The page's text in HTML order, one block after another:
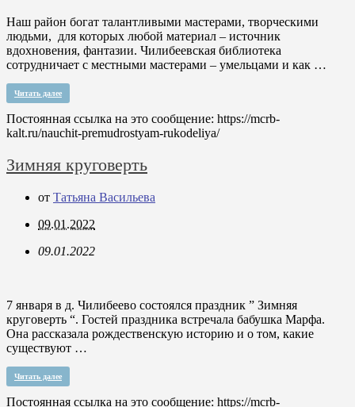
Наш район богат талантливыми мастерами, творческими
людьми, для которых любой материал – источник
вдохновения, фантазии. Чилибеевская библиотека
сотрудничает с местными мастерами – умельцами и как …
Читать далее
Постоянная ссылка на это сообщение: https://mcrb-
kalt.ru/nauchit-premudrostyam-rukodeliya/
Зимняя круговерть
от Татьяна Васильева
09.01.2022
09.01.2022
7 января в д. Чилибеево состоялся праздник ” Зимняя
круговерть “. Гостей праздника встречала бабушка Марфа.
Она рассказала рождественскую историю и о том, какие
существуют …
Читать далее
Постоянная ссылка на это сообщение: https://mcrb-